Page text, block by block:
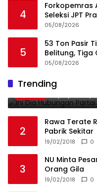
4
Forkopemras
Seleksi JPT
dan
05/08/2026
5
53 Ton Pasir
Belitung, Tiga
Diburu
05/08/2026
Trending
1
Gerindra
2
Rawa Terate
Pabrik Sekitar
19/02/2018 0
3
NU Minta
Orang Gila
19/02/2018 0